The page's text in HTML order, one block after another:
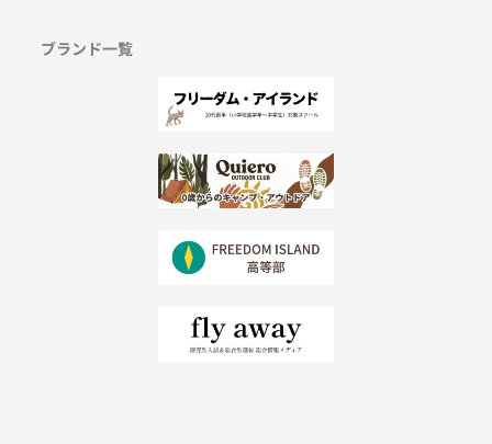
ブランド一覧